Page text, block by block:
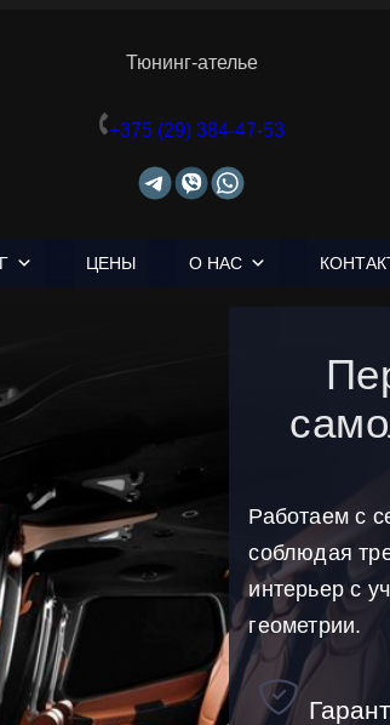
Тюнинг-ателье
+375 (29) 384-47-53
ЦЕНЫ О НАС
Работаем с
соблюдая
интерьер с
геометрии.